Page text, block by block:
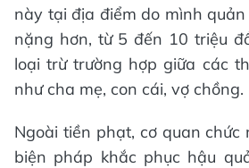
này tại địa điểm do mình
nặng hơn, từ 5 đến 10 triệu
loại trừ trường hợp giữa các
như cha mẹ, con cái, vợ chồng.
Ngoài tiền phạt, cơ quan
biện pháp khắc phục hậu